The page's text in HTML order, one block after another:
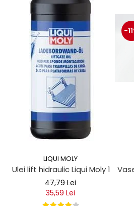
LIQUI MOLY
Ulei lift hidraulic Liqui Moly 1 litru
47,79 Lei
35,59 Lei
-